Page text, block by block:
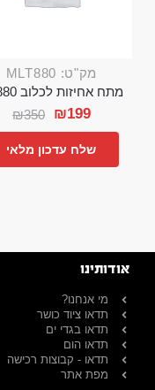
מק"ט: MLT880
מתח אחיזות לכלוב ST880
₪350 ₪199
שלח עדכון מלאי
אודותינו
מי אנחנו?
תדאו ציוד כושר
תדאו בגדי ים
תדאו הום
תדאו - קבוצות רכישה
מפת אתר